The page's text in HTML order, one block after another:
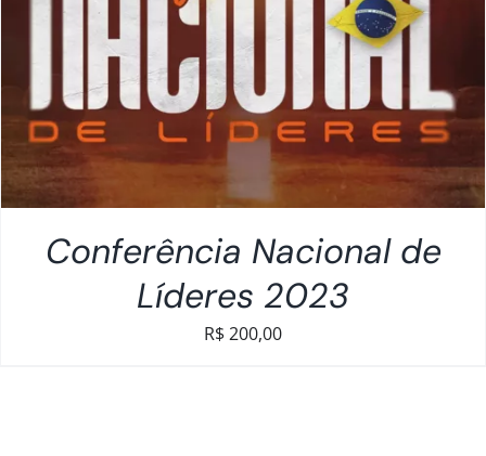
Conferência Nacional de
Líderes 2023
R$200,00